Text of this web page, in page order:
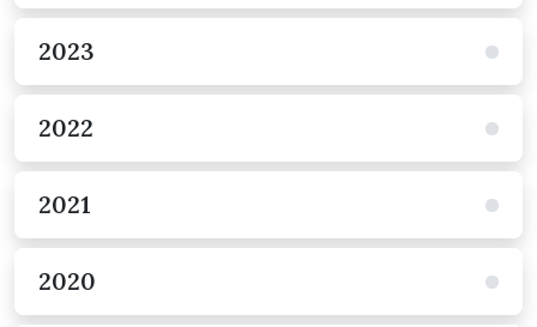
2023
2022
2021
2020